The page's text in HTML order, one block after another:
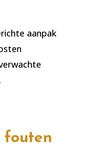
aanpak
fouten